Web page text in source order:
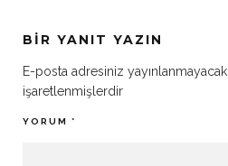
BIR YANIT YAZIN
E-posta adresiniz yayınlanmayacak.
işaretlenmişlerdir
YORUM *